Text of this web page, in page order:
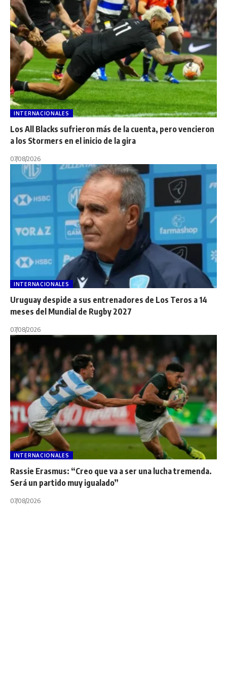
INTERNACIONALES
Los All Blacks sufrieron más de la cuenta, pero vencieron
a los Stormers en el inicio de la gira
07/08/2026
INTERNACIONALES
Uruguay despide a sus entrenadores de Los Teros a 14
meses del Mundial de Rugby 2027
07/08/2026
INTERNACIONALES
Rassie Erasmus: “Creo que va a ser una lucha tremenda.
Será un partido muy igualado”
07/08/2026